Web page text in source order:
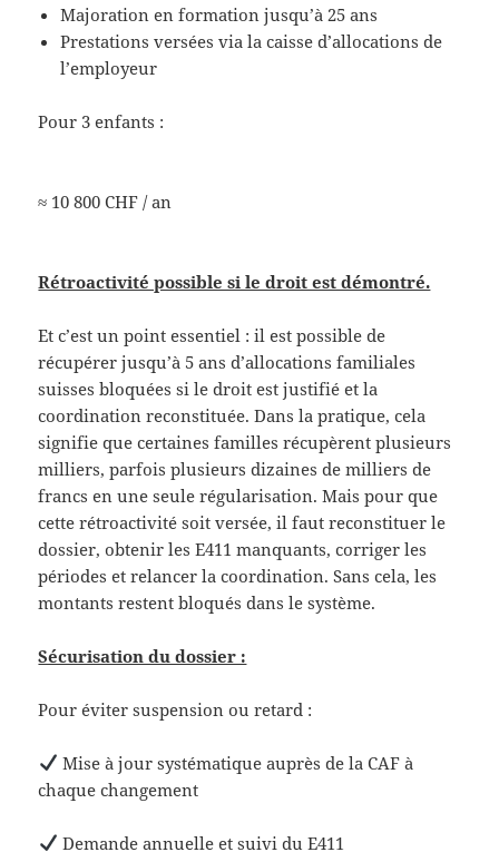
Majoration en formation jusqu’à 25 ans
Prestations versées via la caisse d’allocations de
l’employeur
Pour 3 enfants :
≈ 10 800 CHF / an
Rétroactivité possible si le droit est démontré.
Et c’est un point essentiel : il est possible de
récupérer jusqu’à 5 ans d’allocations familiales
suisses bloquées si le droit est justifié et la
coordination reconstituée. Dans la pratique, cela
signifie que certaines familles récupèrent plusieurs
milliers, parfois plusieurs dizaines de milliers de
francs en une seule régularisation. Mais pour que
cette rétroactivité soit versée, il faut reconstituer le
dossier, obtenir les E411 manquants, corriger les
périodes et relancer la coordination. Sans cela, les
montants restent bloqués dans le système.
Sécurisation du dossier :
Pour éviter suspension ou retard :
Mise à jour systématique auprès de la CAF à
chaque changement
Demande annuelle et suivi du E411